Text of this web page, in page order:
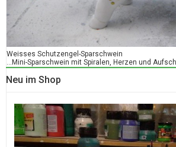
Weisses Schutzengel-Sparschwein
...Mini-Sparschwein mit Spiralen, Herzen und
Neu im Shop